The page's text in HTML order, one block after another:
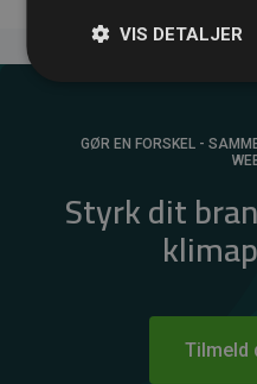
GØR EN FORSKEL -
Styrk dit
Tilmeld
VIS DETALJER